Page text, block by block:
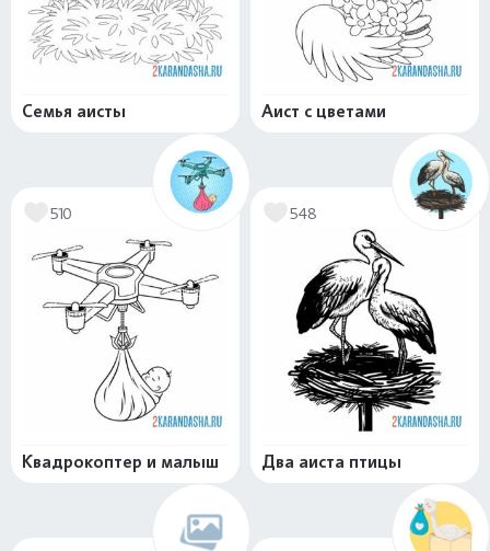
Семья аисты Аист с цветами
510
Квадрокоптер и малыш
548
Два аиста птицы